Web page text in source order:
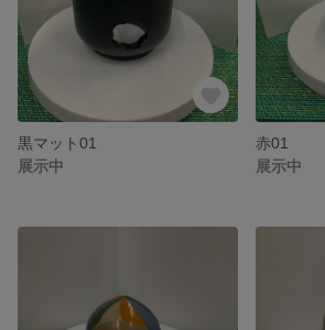
黒マット01
展示中
赤01
展示中